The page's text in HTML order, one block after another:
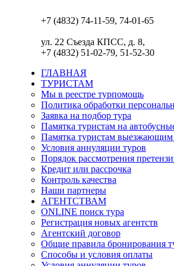
+7 (4832) 74-11-59, 74-01-65
ул. 22 Съезда КПСС, д. 8,
+7 (4832) 51-02-79, 51-52-30
ГЛАВНАЯ
ТУРИСТАМ
Мы в реестре турпомощь
Политика обработки
Заявка на подбор тура
Памятка туристам на
Памятка туристам выезжающим
Условия аннуляции туров
Порядок рассмотрения
Кредит или рассрочка
Контроль качества
Наши партнеры
АГЕНТСТВАМ
ONLINE поиск тура
Регистрация новых агентств
Агентский договор
Общие правила бронирования
Способы и условия оплаты